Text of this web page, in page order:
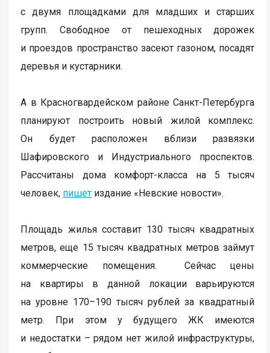
с двумя площадками для младших и старших
групп. Свободное от пешеходных дорожек
и проездов пространство засеют газоном, посадят
деревья и кустарники.
А в Красногвардейском районе Санкт-Петербурга
планируют построить новый жилой комплекс.
Он будет расположен вблизи развязки
Шафировского и Индустриального проспектов.
Рассчитаны дома комфорт-класса на 5 тысяч
человек, пишет издание «Невские новости».
Площадь жилья составит 130 тысяч квадратных
метров, еще 15 тысяч квадратных метров займут
коммерческие помещения. Сейчас цены
на квартиры в данной локации варьируются
на уровне 170–190 тысяч рублей за квадратный
метр. При этом у будущего ЖК имеются
и недостатки – рядом нет жилой инфраструктуры,